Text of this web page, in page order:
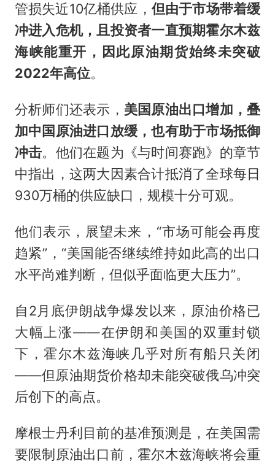
管损失近10亿桶供应， 但由于市场带着缓
冲进入危机，且投资者一直预期霍尔木兹
海峡能重开，因此原油期货始终未突破
2022年高位。
分析师们还表示， 美国原油出口增加，叠
加中国原油进口放缓，也有助于市场抵御
冲击。他们在题为《与时间赛跑》的章节
中指出，这两大因素合计抵消了全球每日
930万桶的供应缺口，规模十分可观。
他们表示，展望未来，“市场可能会再度
趋紧”，“美国能否继续维持如此高的出口
水平尚难判断，但似乎面临更大压力”。
自2月底伊朗战争爆发以来，原油价格已
大幅上涨——在伊朗和美国的双重封锁
下，霍尔木兹海峡几乎对所有船只关闭
——但原油期货价格却未能突破俄乌冲突
后创下的高点。
摩根士丹利目前的基准预测是，在美国需
要限制原油出口前，霍尔木兹海峡将会重